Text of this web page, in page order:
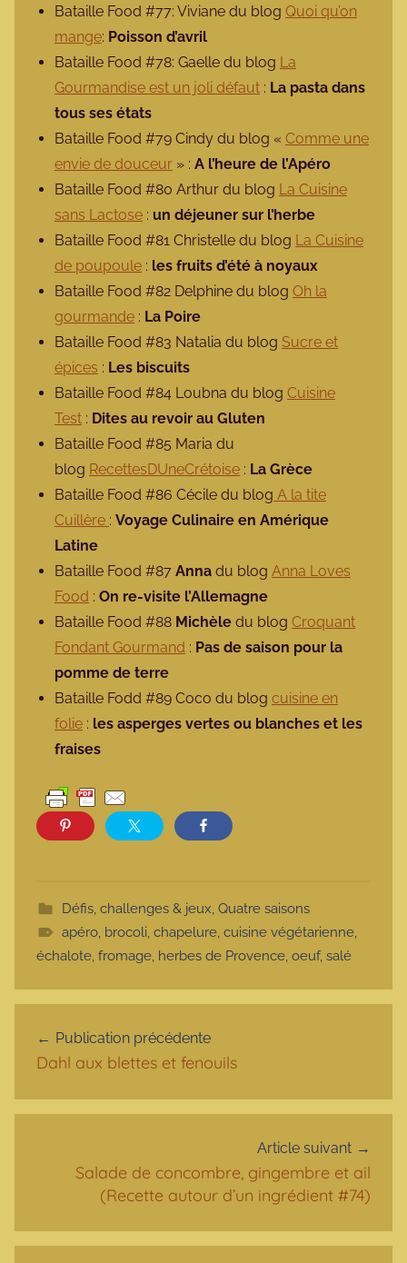
Bataille Food #77: Viviane du blog Quoi qu’on
mange: Poisson d’avril
Bataille Food #78: Gaelle du blog La
Gourmandise est un joli défaut : La pasta dans
tous ses états
Bataille Food #79 Cindy du blog « Comme une
envie de douceur » : A l’heure de l’Apéro
Bataille Food #80 Arthur du blog La Cuisine
sans Lactose : un déjeuner sur l’herbe
Bataille Food #81 Christelle du blog La Cuisine
de poupoule : les fruits d’été à noyaux
Bataille Food #82 Delphine du blog Oh la
gourmande : La Poire
Bataille Food #83 Natalia du blog Sucre et
épices : Les biscuits
Bataille Food #84 Loubna du blog Cuisine
Test : Dites au revoir au Gluten
Bataille Food #85 Maria du
blog RecettesDUneCrétoise : La Grèce
Bataille Food #86 Cécile du blog A la tite
Cuillère : Voyage Culinaire en Amérique
Latine
Bataille Food #87 Anna du blog Anna Loves
Food : On re-visite l’Allemagne
Bataille Food #88 Michèle du blog Croquant
Fondant Gourmand : Pas de saison pour la
pomme de terre
Bataille Fodd #89 Coco du blog cuisine en
folie : les asperges vertes ou blanches et les
fraises
Défis, challenges & jeux, Quatre saisons
apéro, brocoli, chapelure, cuisine végétarienne,
échalote, fromage, herbes de Provence, oeuf, salé
Publication précédente
Dahl aux blettes et fenouils
Article suivant
Salade de concombre, gingembre et ail
(Recette autour d’un ingrédient #74)